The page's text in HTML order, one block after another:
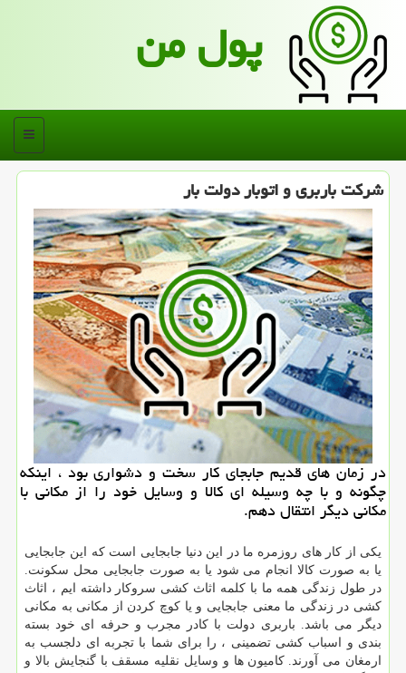
پول من
منو
شركت باربری و اتوبار دولت بار
در زمان های قدیم جابجای كار سخت و دشواری بود ، اینكه
چگونه و با چه وسیله ای كالا و وسایل خود را از مكانی با
مكانی دیگر انتقال دهم.
یکی از کار های روزمره ما در این دنیا جابجایی است که این جابجایی
یا به صورت کالا انجام می شود یا به صورت جابجایی محل سکونت.
در طول زندگی همه ما با کلمه اثاث کشی سروکار داشته ایم ، اثاث
کشی در زندگی ما معنی جابجایی و یا کوچ کردن از مکانی به مکانی
دیگر می باشد. باربری دولت با کادر مجرب و حرفه ای خود بسته
بندی و اسباب کشی تضمینی ، را برای شما با تجربه ای دلجسب به
ارمغان می آورند. کامیون ها و وسایل نقلیه مسقف با گنجایش بالا و